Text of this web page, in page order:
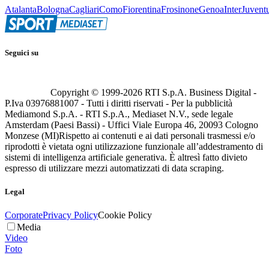
AtalantaBolognaCagliariComoFiorentinaFrosinoneGenoaInter
Seguici su
Copyright © 1999-2026 RTI S.p.A. Business Digital -
P.Iva 03976881007 - Tutti i diritti riservati - Per la pubblicità
Mediamond S.p.A. - RTI S.p.A., Mediaset N.V., sede legale
Amsterdam (Paesi Bassi) - Uffici Viale Europa 46, 20093 Cologno
Monzese (MI)Rispetto ai contenuti e ai dati personali trasmessi e/o
riprodotti è vietata ogni utilizzazione funzionale all’addestramento di
sistemi di intelligenza artificiale generativa. È altresì fatto divieto
espresso di utilizzare mezzi automatizzati di data scraping.
Legal
CorporatePrivacy PolicyCookie Policy
Media
Video
Foto